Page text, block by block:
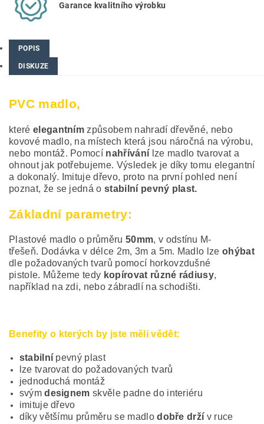
Garance kvalitního výrobku
POPIS
DISKUZE
PVC madlo,
které elegantním způsobem nahradí dřevěné, nebo
kovové madlo, na místech která jsou náročná na výrobu,
nebo montáž. Pomocí nahřívání lze madlo tvarovat a
ohnout jak potřebujeme. Výsledek je díky tomu elegantní
a dokonalý. Imituje dřevo, proto na první pohled není
poznat, že se jedná ostabilní pevný plast.
Základní parametry:
Plastové madlo o průměru 50mm, v odstínu M-
třešeň. Dodávka v délce 2m, 3m a 5m. Madlo lzeohýbat
dle požadovaných tvarů pomocí horkovzdušné
pistole. Můžeme tedy kopírovat různé rádiusy,
například na zdi, nebo zábradlí na schodišti.
Benefity o kterých by jste měli vědět:
stabilní pevný plast
lze tvarovat do požadovaných tvarů
jednoduchá montáž
svýmdesignem skvěle padne do interiéru
imituje dřevo
díky většímu průměru se madlodobře drží v ruce